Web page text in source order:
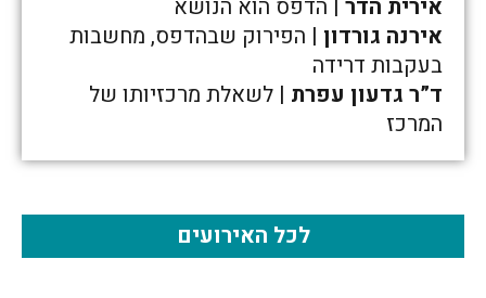
אירית הדר | הדפס הוא הנושא
אירנה גורדון | הפירוק שבהדפס, מחשבות
בעקבות דרידה
ד”ר גדעון עפרת | לשאלת מרכזיותו של
המרכז
לכל האירועים